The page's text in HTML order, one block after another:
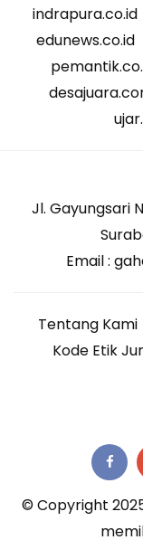
indrapura.co.id
edunews.co.id
Jl. Gayungsari
Email :
Tentang Kami
Kode Etik
© Copyright